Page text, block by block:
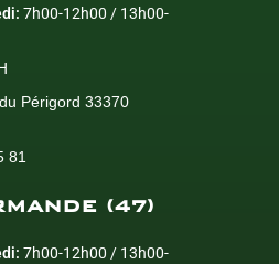
7h00-12h00 / 13h00-
Périgord 33370
81
(47)
7h00-12h00 / 13h00-